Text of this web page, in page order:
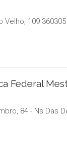
Velho, 109
Federal
84 - Ns Das